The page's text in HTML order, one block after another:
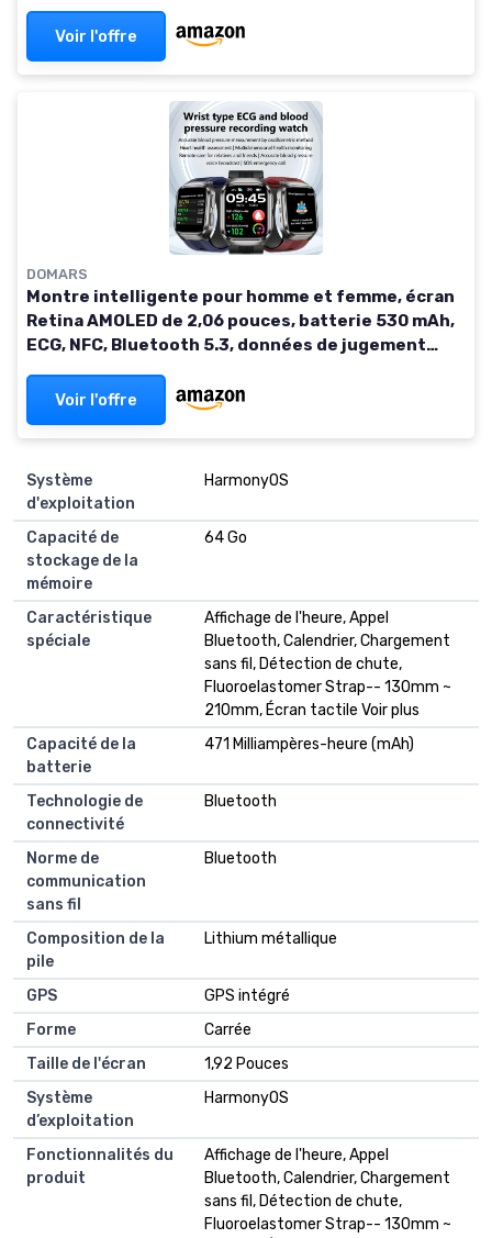
Android iOS Noir
Voir l'offre
DOMARS
Montre intelligente pour homme et femme, écran
Retina AMOLED de 2,06 pouces, batterie 530 mAh,
ECG, NFC, Bluetooth 5.3, données de jugement
Voir l'offre
Système
d'exploitation
HarmonyOS
Capacité de
stockage de la
mémoire
64 Go
Caractéristique
spéciale
Affichage de l'heure, Appel
Bluetooth, Calendrier, Chargement
sans fil, Détection de chute,
Fluoroelastomer Strap-- 130mm ~
210mm, Écran tactile Voir plus
Capacité de la
batterie
471 Milliampères-heure (mAh)
Technologie de
connectivité
Bluetooth
Norme de
communication
sans fil
Bluetooth
Composition de la
pile
Lithium métallique
GPS
GPS intégré
Forme
Carrée
Taille de l'écran
1,92 Pouces
Système
d’exploitation
HarmonyOS
Fonctionnalités du
produit
Affichage de l'heure, Appel
Bluetooth, Calendrier, Chargement
sans fil, Détection de chute,
Fluoroelastomer Strap-- 130mm ~